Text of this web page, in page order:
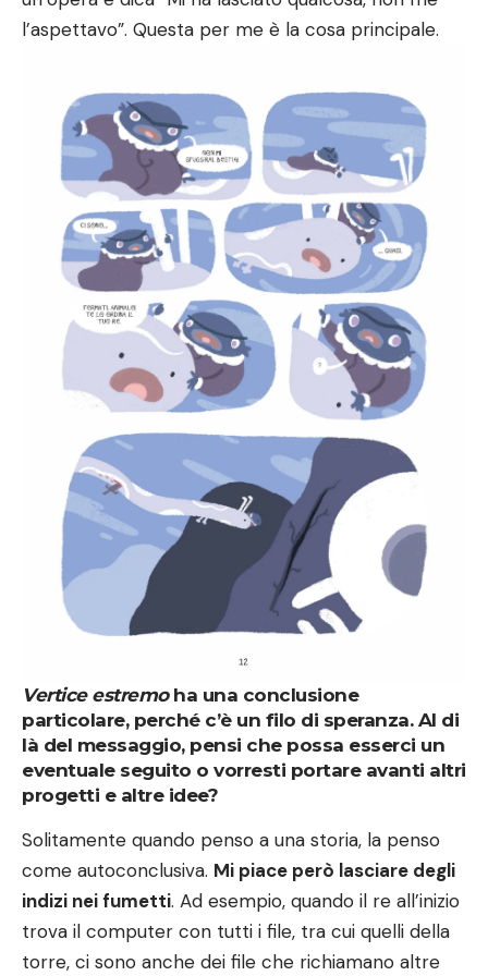
l’aspettavo”. Questa per me è la cosa principale.
Vertice estremoha una conclusione
particolare, perché c’è un filo di speranza. Al di
là del messaggio, pensi che possa esserci un
eventuale seguito o vorresti portare avanti altri
progetti e altre idee?
Solitamente quando penso a una storia, la penso
come autoconclusiva. Mi piace però lasciare degli
indizi nei fumetti. Ad esempio, quando il re all’inizio
trova il computer con tutti i file, tra cui quelli della
torre, ci sono anche dei file che richiamano altre